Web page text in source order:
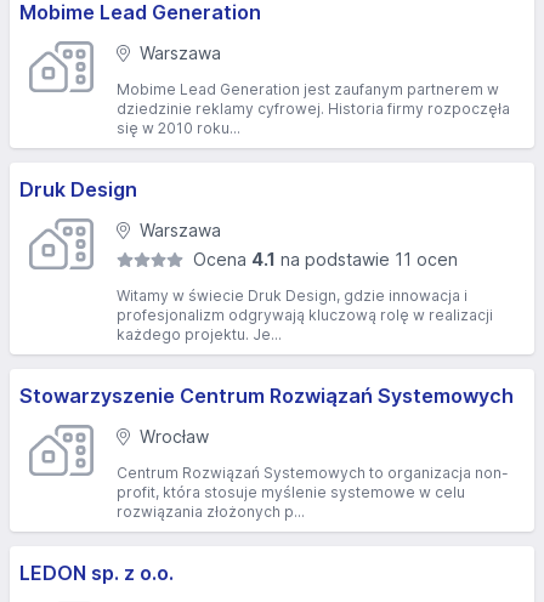
Mobime Lead Generation
Warszawa
Mobime Lead Generation jest zaufanym partnerem w
dziedzinie reklamy cyfrowej. Historia firmy rozpoczęła
się w 2010 roku...
Druk Design
Warszawa
Ocena 4.1 na podstawie 11 ocen
Witamy w świecie Druk Design, gdzie innowacja i
profesjonalizm odgrywają kluczową rolę w realizacji
każdego projektu. Je...
Stowarzyszenie Centrum Rozwiązań Systemowych
Wrocław
Centrum Rozwiązań Systemowych to organizacja non-
profit, która stosuje myślenie systemowe w celu
rozwiązania złożonych p...
LEDON sp. z o.o.